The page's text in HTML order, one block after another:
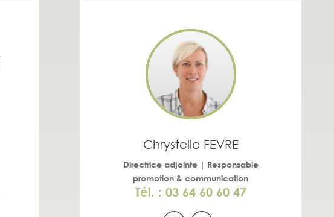
Chrystelle FEVRE
Directrice adjointe | Responsable
promotion & communication
Tél. : 03 64 60 60 47